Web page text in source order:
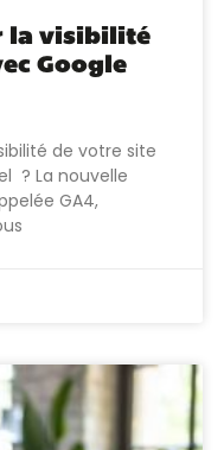
la visibilité
Google
de votre site
? La nouvelle
GA4,